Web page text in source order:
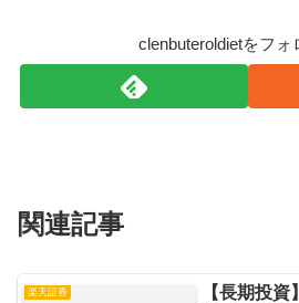
clenbuteroldietをフォ
関連記事
楽天証券
【長期投